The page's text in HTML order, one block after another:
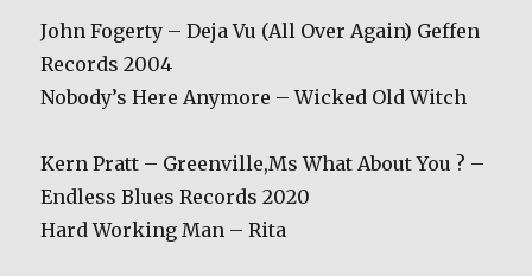
John Fogerty – Deja Vu (All Over Again) Geffen
Records 2004
Nobody’s Here Anymore – Wicked Old Witch
Kern Pratt – Greenville,Ms What About You ? –
Endless Blues Records 2020
Hard Working Man – Rita